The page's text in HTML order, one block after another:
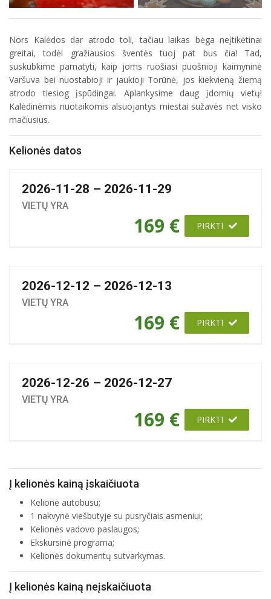
Nors Kalėdos dar atrodo toli, tačiau laikas bėga neįtikėtinai
greitai, todėl gražiausios šventės tuoj pat bus čia! Tad,
suskubkime pamatyti, kaip joms ruošiasi puošnioji kaimyninė
Varšuva bei nuostabioji ir jaukioji Torūnė, jos kiekvieną žiemą
atrodo tiesiog įspūdingai. Aplankysime daug įdomių vietų!
Kalėdinėmis nuotaikomis alsuojantys miestai sužavės net visko
mačiusius.
Kelionės datos
2026-11-28 – 2026-11-29
VIETŲ YRA
169 € PIRKTI
2026-12-12 – 2026-12-13
VIETŲ YRA
169 € PIRKTI
2026-12-26 – 2026-12-27
VIETŲ YRA
169 € PIRKTI
Į kelionės kainą įskaičiuota
Kelionė autobusu;
1 nakvynė viešbutyje su pusryčiais asmeniui;
Kelionės vadovo paslaugos;
Ekskursinė programa;
Kelionės dokumentų sutvarkymas.
Į kelionės kainą neįskaičiuota